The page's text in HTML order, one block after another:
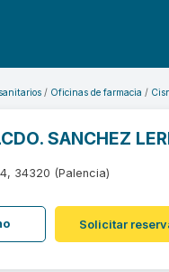
Oficinas de farmacia
SANCHEZ
34320 (Palencia)
Solicitar